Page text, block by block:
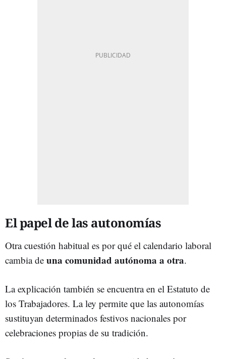
El papel de las autonomías
Otra cuestión habitual es por qué el calendario laboral
cambia de una comunidad autónoma a otra.
La explicación también se encuentra en el Estatuto de
los Trabajadores. La ley permite que las autonomías
sustituyan determinados festivos nacionales por
celebraciones propias de su tradición.